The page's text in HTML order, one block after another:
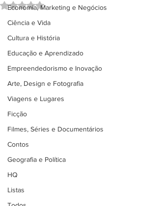
Economia, Marketing e Negócios
Ciência e Vida
Cultura e História
Educação e Aprendizado
Empreendedorismo e Inovação
Arte, Design e Fotografia
Viagens e Lugares
Ficção
Filmes, Séries e Documentários
Contos
Geografia e Política
HQ
Listas
Avaliado com NaN de 5 estrelas.